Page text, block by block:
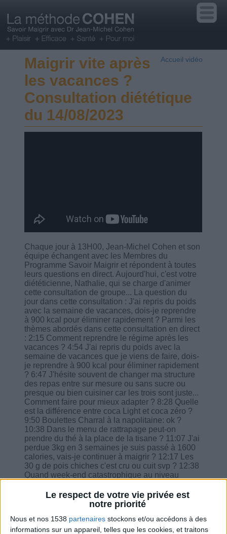
Le respect de votre vie privée est
notre priorité
Nous et nos 1538 partenaires stockons et/ou accédons à des
informations sur un appareil, telles que les cookies, et traitons
Accueil vidéo
Maigrir vite après
les vacances ?
Consultation diététique
du 14/08/2023
Chaque jour à 13H00, Jean-Michel Cohen et son
équipe échangent avec les Membres du
Programme Savoir Maigrir et répondent à toutes
leurs questions en direct. Aujourd'hui, c'est votre
diététicienne, Nathalie, qui se charge d'animer
cette consultation de groupe... La question du
jour dans cette consultation : J'ai repris du poids
avec la semaine de vacances, dois-je reprendre
à 900 kcal pour éliminer rapidement ? Parmi les
thèmes abordés dans cette consultation en direct
: 2:15 Comment reprendre le régime après les
vacances ? 4:54 J'ai repris du poids avec la
semaine de vacances que je viens de faire, dois-
je reprendre à 900 kcal pour éliminer rapidement
? 6:47 J'hésite souvent de changer ma structure
des repas entre sur mesure ou sans sucre ou
presque ou bien cuisiner car les trois sont juste...
Comment faire pour mieux adapter ? 8:28 Quelle
est la différence entre coca Light et coca zéro ?
9:50 Boulettes Charral à la napolitaine: ok ?
10:38 Dans le menu de rattrapage peut-on
prendre du thé à la place de la tisane ? 11:07 J'ai
perdue 3kg en 3 semaines je suis passé à 1600
calories, vais-je continuer à maigrir ? 12:17 Les
30 g de pois chiches c'est cru ou cuit svp ? 12:38
Quand week-end catastrophique au niveau
féculents suffisent pour récupérer et repartir sur
de bonnes bases ? 14:05 Quand on travaille au
moment du repas du soir entre 19h et 22h, doit-on
amener une gamelle ou manger après ?